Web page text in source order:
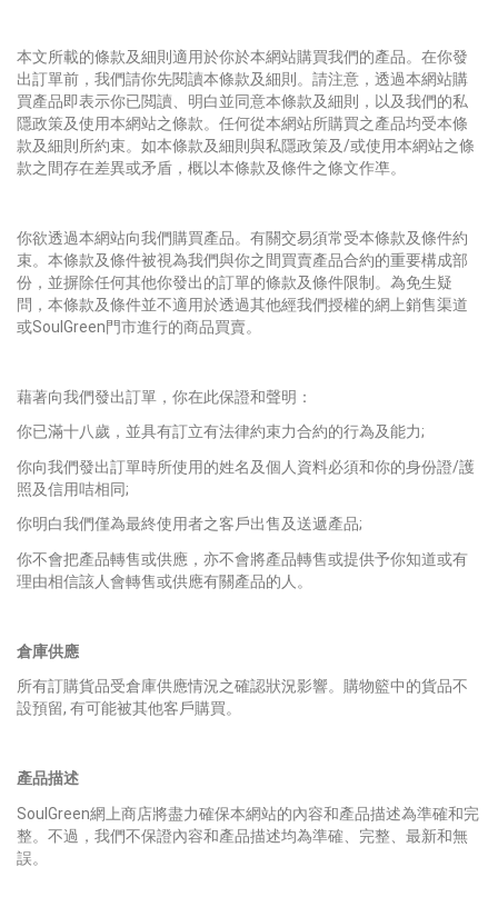
本文所載的條款及細則適用於你於本網站購買我們的產品。在你發
出訂單前，我們請你先閱讀本條款及細則。請注意，透過本網站購
買產品即表示你已閲讀、明白並同意本條款及細則，以及我們的私
隱政策及使用本網站之條款。任何從本網站所購買之產品均受本條
款及細則所約束。如本條款及細則與私隱政策及/或使用本網站之條
款之間存在差異或矛盾，概以本條款及條件之條文作凖。
你欲透過本網站向我們購買產品。有關交易須常受本條款及條件約
束。本條款及條件被視為我們與你之間買賣產品合約的重要構成部
份，並摒除任何其他你發出的訂單的條款及條件限制。為免生疑
問，本條款及條件並不適用於透過其他經我們授權的網上銷售渠道
或SoulGreen門市進行的商品買賣。
藉著向我們發出訂單，你在此保證和聲明：
你已滿十八歲，並具有訂立有法律約束力合約的行為及能力;
你向我們發出訂單時所使用的姓名及個人資料必須和你的身份證/護
照及信用咭相同;
你明白我們僅為最終使用者之客戶出售及送遞產品;
你不會把產品轉售或供應，亦不會將產品轉售或提供予你知道或有
理由相信該人會轉售或供應有關產品的人。
倉庫供應
所有訂購貨品受倉庫供應情況之確認狀況影響。購物籃中的貨品不
設預留, 有可能被其他客戶購買。
產品描述
SoulGreen網上商店將盡力確保本網站的內容和產品描述為準確和完
整。不過，我們不保證內容和產品描述均為準確、完整、最新和無
誤。